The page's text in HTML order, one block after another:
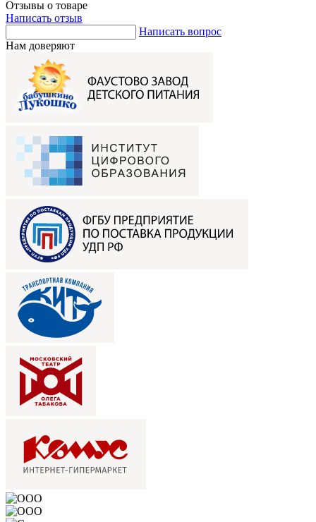
Отзывы о товаре
Написать отзыв
Написать вопрос
Нам доверяют